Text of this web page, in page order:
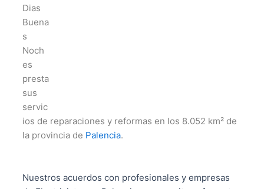
Dias
Buena
s
Noch
es
presta
sus
servic
ios de reparaciones y reformas en los 8.052 km² de
la provincia de Palencia.
Nuestros acuerdos con profesionales y empresas